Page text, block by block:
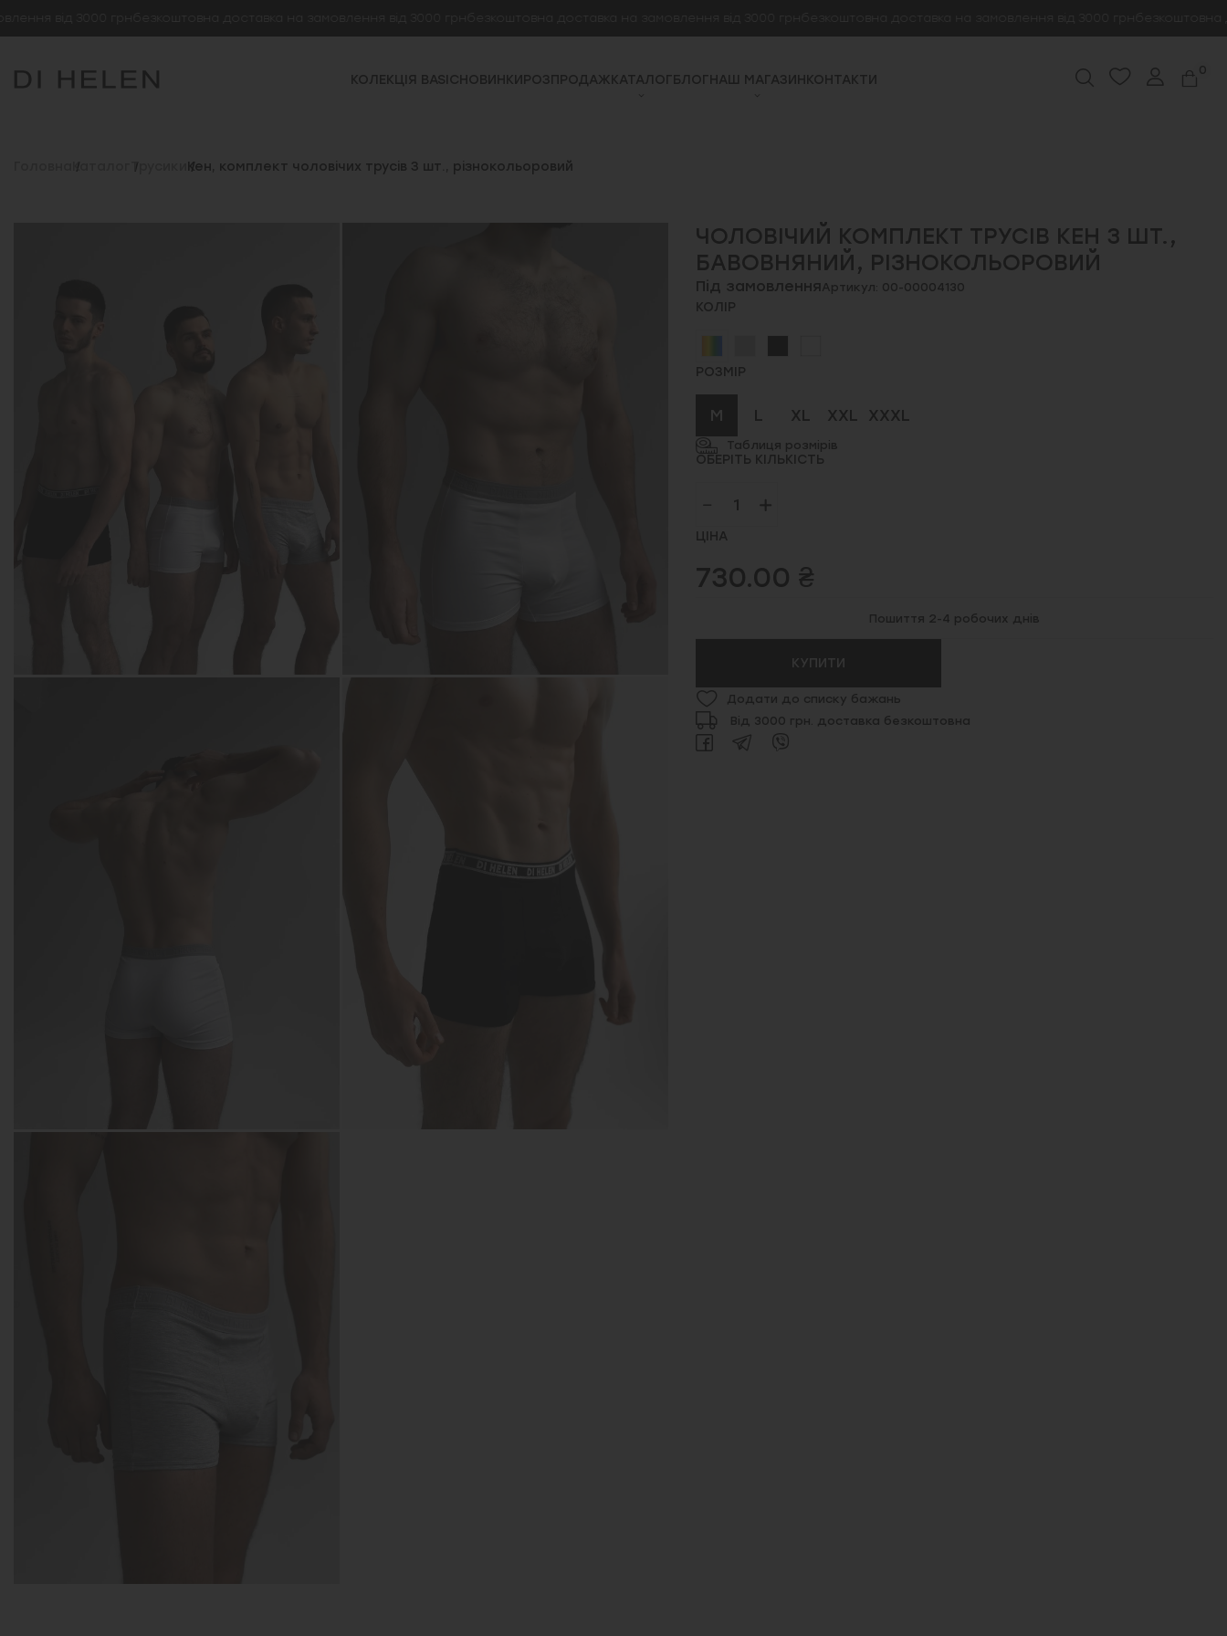
від 3000 грн безкоштовна доставка на замовлення від 3000 грн безкоштовна доставка на замовлення від 3000 грн безкоштовна доставка на замовлення від 3000 грн безкоштовна
КОЛЕКЦІЯ BASICНОВИНКИРОЗПРОДАЖКАТАЛОГБЛОГНАШ МАГАЗИНКОНТАКТИ
0
Каталог Трусики Кен, комплект чоловічих трусів 3 шт., різнокольоровий
ЧОЛОВІЧИЙ КОМПЛЕКТ ТРУСІВ КЕН 3 ШТ.,
БАВОВНЯНИЙ, РІЗНОКОЛЬОРОВИЙ
Під замовлення Артикул: 00-00004130
КОЛІР
РОЗМІР
M L XL XXL XXXL
Таблиця розмірів
ОБЕРІТЬ КІЛЬКІСТЬ
ЦІНА
730.00 ₴
Пошиття 2-4 робочих днів
КУПИТИ
Додати до списку бажань
Від 3000 грн. доставка безкоштовна